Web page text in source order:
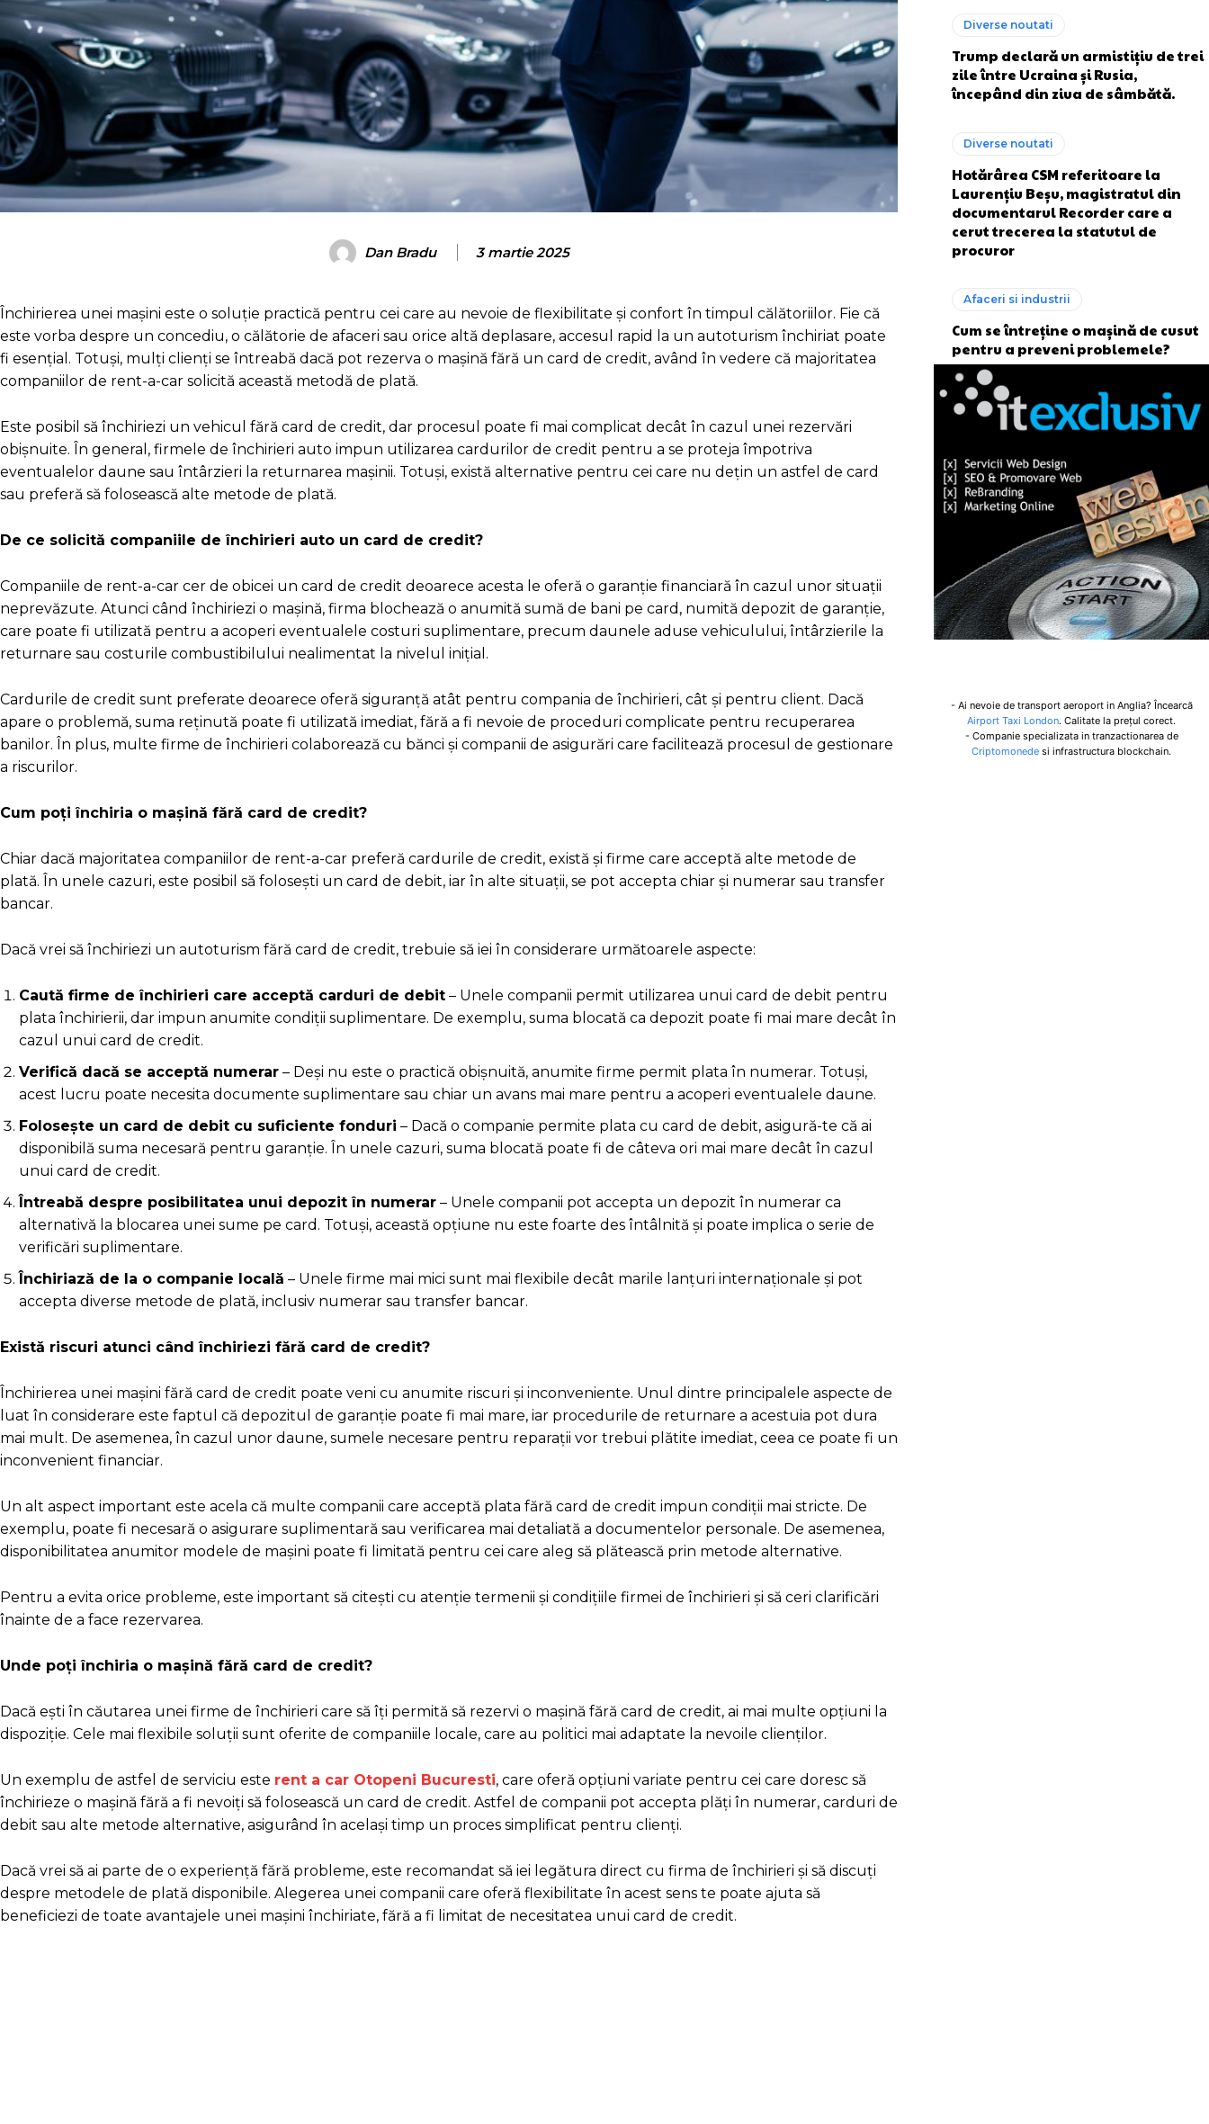
Dan Bradu 3 martie 2025
Închirierea unei mașini este o soluție practică pentru cei care au nevoie de flexibilitate și confort în timpul călătoriilor. Fie că
este vorba despre un concediu, o călătorie de afaceri sau orice altă deplasare, accesul rapid la un autoturism închiriat poate
fi esențial. Totuși, mulți clienți se întreabă dacă pot rezerva o mașină fără un card de credit, având în vedere că majoritatea
companiilor de rent-a-car solicită această metodă de plată.
Este posibil să închiriezi un vehicul fără card de credit, dar procesul poate fi mai complicat decât în cazul unei rezervări
obișnuite. În general, firmele de închirieri auto impun utilizarea cardurilor de credit pentru a se proteja împotriva
eventualelor daune sau întârzieri la returnarea mașinii. Totuși, există alternative pentru cei care nu dețin un astfel de card
sau preferă să folosească alte metode de plată.
De ce solicită companiile de închirieri auto un card de credit?
Companiile de rent-a-car cer de obicei un card de credit deoarece acesta le oferă o garanție financiară în cazul unor situații
neprevăzute. Atunci când închiriezi o mașină, firma blochează o anumită sumă de bani pe card, numită depozit de garanție,
care poate fi utilizată pentru a acoperi eventualele costuri suplimentare, precum daunele aduse vehiculului, întârzierile la
returnare sau costurile combustibilului nealimentat la nivelul inițial.
Cardurile de credit sunt preferate deoarece oferă siguranță atât pentru compania de închirieri, cât și pentru client. Dacă
apare o problemă, suma reținută poate fi utilizată imediat, fără a fi nevoie de proceduri complicate pentru recuperarea
banilor. În plus, multe firme de închirieri colaborează cu bănci și companii de asigurări care facilitează procesul de gestionare
a riscurilor.
Cum poți închiria o mașină fără card de credit?
Chiar dacă majoritatea companiilor de rent-a-car preferă cardurile de credit, există și firme care acceptă alte metode de
plată. În unele cazuri, este posibil să folosești un card de debit, iar în alte situații, se pot accepta chiar și numerar sau transfer
bancar.
Dacă vrei să închiriezi un autoturism fără card de credit, trebuie să iei în considerare următoarele aspecte:
Caută firme de închirieri care acceptă carduri de debit – Unele companii permit utilizarea unui card de debit pentru
plata închirierii, dar impun anumite condiții suplimentare. De exemplu, suma blocată ca depozit poate fi mai mare decât în
cazul unui card de credit.
Verifică dacă se acceptă numerar – Deși nu este o practică obișnuită, anumite firme permit plata în numerar. Totuși,
acest lucru poate necesita documente suplimentare sau chiar un avans mai mare pentru a acoperi eventualele daune.
Folosește un card de debit cu suficiente fonduri – Dacă o companie permite plata cu card de debit, asigură-te că ai
disponibilă suma necesară pentru garanție. În unele cazuri, suma blocată poate fi de câteva ori mai mare decât în cazul
unui card de credit.
Întreabă despre posibilitatea unui depozit în numerar – Unele companii pot accepta un depozit în numerar ca
alternativă la blocarea unei sume pe card. Totuși, această opțiune nu este foarte des întâlnită și poate implica o serie de
verificări suplimentare.
Închiriază de la o companie locală – Unele firme mai mici sunt mai flexibile decât marile lanțuri internaționale și pot
accepta diverse metode de plată, inclusiv numerar sau transfer bancar.
Există riscuri atunci când închiriezi fără card de credit?
Închirierea unei mașini fără card de credit poate veni cu anumite riscuri și inconveniente. Unul dintre principalele aspecte de
luat în considerare este faptul că depozitul de garanție poate fi mai mare, iar procedurile de returnare a acestuia pot dura
mai mult. De asemenea, în cazul unor daune, sumele necesare pentru reparații vor trebui plătite imediat, ceea ce poate fi un
inconvenient financiar.
Un alt aspect important este acela că multe companii care acceptă plata fără card de credit impun condiții mai stricte. De
exemplu, poate fi necesară o asigurare suplimentară sau verificarea mai detaliată a documentelor personale. De asemenea,
disponibilitatea anumitor modele de mașini poate fi limitată pentru cei care aleg să plătească prin metode alternative.
Pentru a evita orice probleme, este important să citești cu atenție termenii și condițiile firmei de închirieri și să ceri clarificări
înainte de a face rezervarea.
Unde poți închiria o mașină fără card de credit?
Dacă ești în căutarea unei firme de închirieri care să îți permită să rezervi o mașină fără card de credit, ai mai multe opțiuni la
dispoziție. Cele mai flexibile soluții sunt oferite de companiile locale, care au politici mai adaptate la nevoile clienților.
Un exemplu de astfel de serviciu este rent a car Otopeni Bucuresti, care oferă opțiuni variate pentru cei care doresc să
închirieze o mașină fără a fi nevoiți să folosească un card de credit. Astfel de companii pot accepta plăți în numerar, carduri de
debit sau alte metode alternative, asigurând în același timp un proces simplificat pentru clienți.
Dacă vrei să ai parte de o experiență fără probleme, este recomandat să iei legătura direct cu firma de închirieri și să discuți
despre metodele de plată disponibile. Alegerea unei companii care oferă flexibilitate în acest sens te poate ajuta să
beneficiezi de toate avantajele unei mașini închiriate, fără a fi limitat de necesitatea unui card de credit.
Diverse noutati
Trump declară un armistițiu de trei
zile între Ucraina și Rusia,
începând din ziua de sâmbătă.
Diverse noutati
Hotărârea CSM referitoare la
Laurențiu Beșu, magistratul din
documentarul Recorder care a
cerut trecerea la statutul de
procuror
Afaceri si industrii
Cum se întreține o mașină de cusut
pentru a preveni problemele?
- Ai nevoie de transport aeroport in Anglia? Încearcă
Airport Taxi London. Calitate la prețul corect.
- Companie specializata in tranzactionarea de
Criptomonede si infrastructura blockchain.